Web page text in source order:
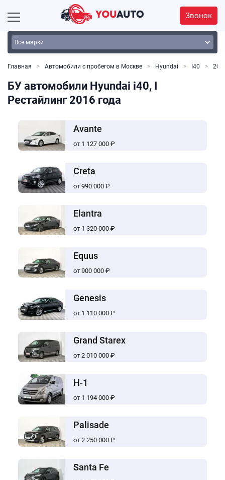
Звонок
Главная Автомобили с пробегом в Москве Hyundai I40
БУ автомобили Hyundai i40, I
Рестайлинг 2016 года
Avante
от 1 127 000 ₽
Creta
от 990 000 ₽
Elantra
от 1 320 000 ₽
Equus
от 900 000 ₽
Genesis
от 1 110 000 ₽
Grand Starex
от 2 010 000 ₽
H-1
от 1 194 000 ₽
Palisade
от 2 250 000 ₽
Santa Fe